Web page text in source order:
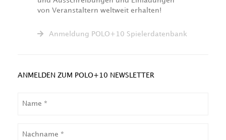
von Veranstaltern weltweit erhalten!
Anmeldung POLO+10 Spielerdatenbank
ANMELDEN ZUM POLO+10 NEWSLETTER